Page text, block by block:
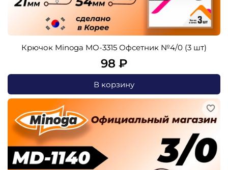
Крючок Minoga MO-3315 Офсетник №4/0 (3 шт)
98 ₽
В корзину